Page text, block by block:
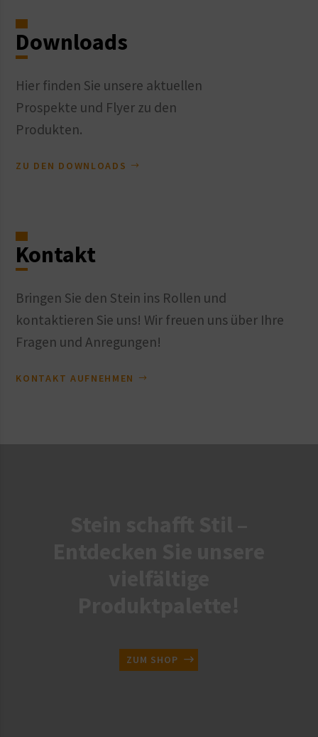
Downloads
Hier finden Sie unsere aktuellen
Prospekte und Flyer zu den
Produkten.
ZU DEN DOWNLOADS
Kontakt
Bringen Sie den Stein ins Rollen und
kontaktieren Sie uns! Wir freuen uns über Ihre
Fragen und Anregungen!
KONTAKT AUFNEHMEN
ZUM SHOP